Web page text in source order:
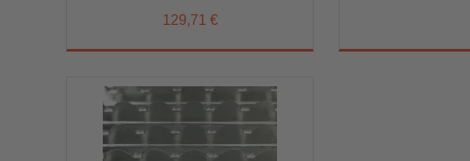
129,71 €